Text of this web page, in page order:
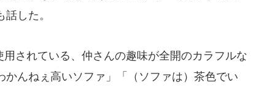
した。
されている、仲さんの趣味が全開のカラフルな
んねぇ高いソファ」「（ソファは）茶色でい